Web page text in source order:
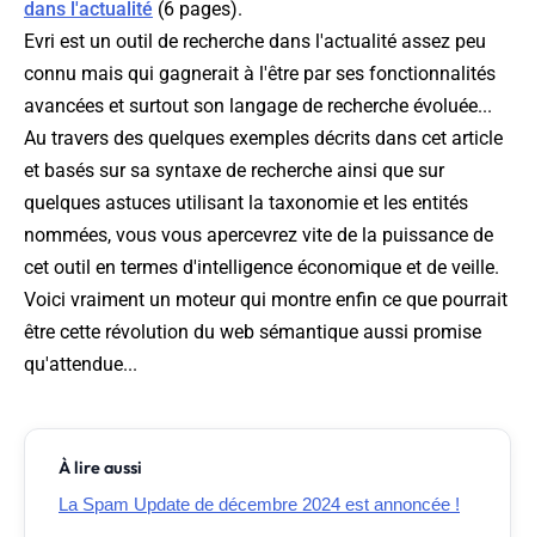
dans l'actualité (6 pages).
Evri est un outil de recherche dans l'actualité assez peu
connu mais qui gagnerait à l'être par ses fonctionnalités
avancées et surtout son langage de recherche évoluée...
Au travers des quelques exemples décrits dans cet article
et basés sur sa syntaxe de recherche ainsi que sur
quelques astuces utilisant la taxonomie et les entités
nommées, vous vous apercevrez vite de la puissance de
cet outil en termes d'intelligence économique et de veille.
Voici vraiment un moteur qui montre enfin ce que pourrait
être cette révolution du web sémantique aussi promise
qu'attendue...
À lire aussi
La Spam Update de décembre 2024 est annoncée !